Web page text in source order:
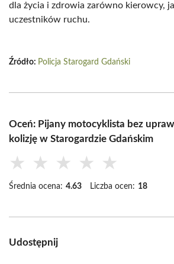
dla życia i zdrowia zarówno kierowcy,
uczestników ruchu.
Źródło: Policja Starogard Gdański
Oceń: Pijany motocyklista bez
kolizję w Starogardzie Gdańskim
★ ★ ★ ★ ★
Średnia ocena: 4.63 Liczba ocen: 18
Udostępnij